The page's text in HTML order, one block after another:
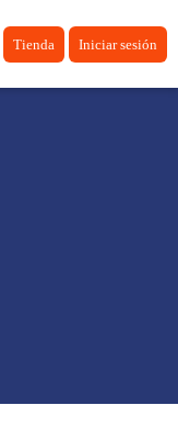
Tienda Iniciar sesión